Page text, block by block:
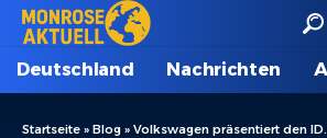
Deutschland Nachrichten
Startseite » Blog » Volkswagen präsentiert den ID. Polo: